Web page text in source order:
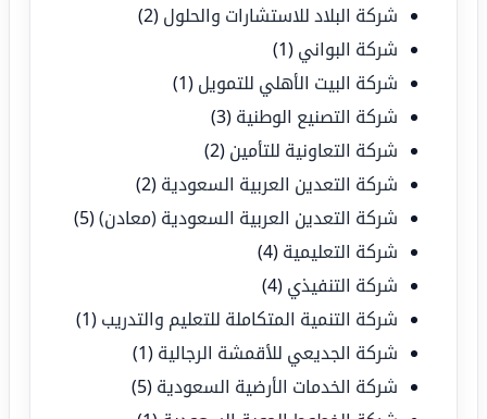
شركة البلاد للاستشارات والحلول (2)
شركة البواني (1)
شركة البيت الأهلي للتمويل (1)
شركة التصنيع الوطنية (3)
شركة التعاونية للتأمين (2)
شركة التعدين العربية السعودية (2)
شركة التعدين العربية السعودية (معادن)(5)
شركة التعليمية (4)
شركة التنفيذي (4)
شركة التنمية المتكاملة للتعليم والتدريب (1)
شركة الجديعي للأقمشة الرجالية (1)
شركة الخدمات الأرضية السعودية (5)